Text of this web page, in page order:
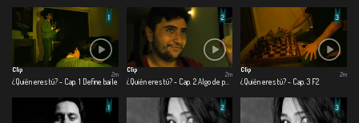
Clip
¿Quién eres tú? - Cap. 1 Define baile
2m
Clip
¿Quién eres tú? - Cap. 2 Algo de perspectiva
2m
Clip
¿Quién eres tú? - Cap. 3 F2
2m